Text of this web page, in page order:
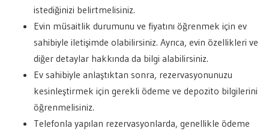
istediğinizi belirtmelisiniz.
Evin müsaitlik durumunu ve fiyatını öğrenmek için ev
sahibiyle iletişimde olabilirsiniz. Ayrıca, evin özellikleri ve
diğer detaylar hakkında da bilgi alabilirsiniz.
Ev sahibiyle anlaştıktan sonra, rezervasyonunuzu
kesinleştirmek için gerekli ödeme ve depozito bilgilerini
öğrenmelisiniz.
Telefonla yapılan rezervasyonlarda, genellikle ödeme